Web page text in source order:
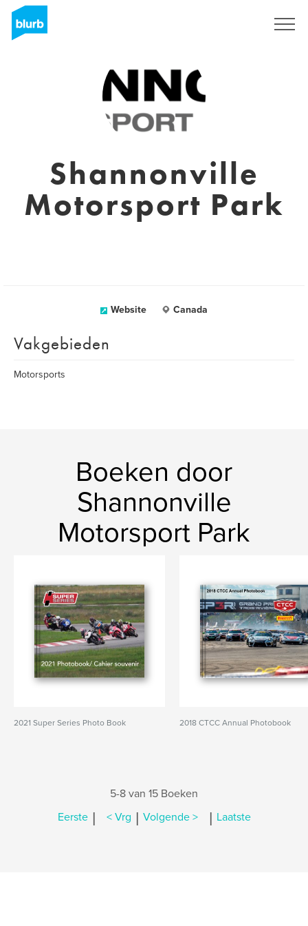
Shannonville
Motorsport Park
Website Canada
Vakgebieden
Motorsports
Boeken door
Shannonville
Motorsport Park
2021 Super Series Photo Book 2018 CTCC Annual Photobook
5-8 van 15 Boeken
Eerste | < Vrg | Volgende > | Laatste